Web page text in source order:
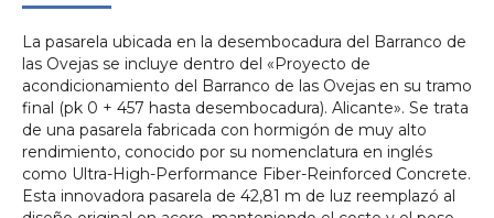
La pasarela ubicada en la desembocadura del Barranco de
las Ovejas se incluye dentro del «Proyecto de
acondicionamiento del Barranco de las Ovejas en su tramo
final (pk 0 + 457 hasta desembocadura). Alicante». Se trata
de una pasarela fabricada con hormigón de muy alto
rendimiento, conocido por su nomenclatura en inglés
como Ultra-High-Performance Fiber-Reinforced Concrete.
Esta innovadora pasarela de 42,81 m de luz reemplazó al